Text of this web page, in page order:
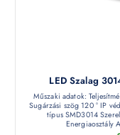
LED Szalag
Műszaki adatok:
Sugárzási szög 120 ° IP
típus SMD3014
Energiaosztály